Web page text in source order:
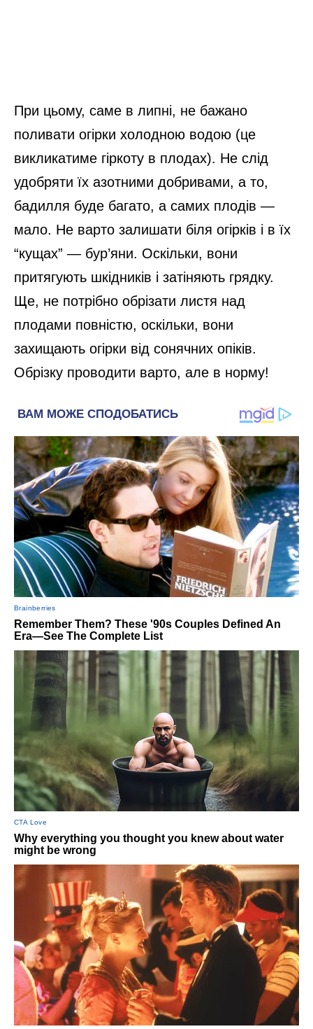
При цьому, саме в липні, не бажано
поливати огірки холодною водою (це
викликатиме гіркоту в плодах). Не слід
удобряти їх азотними добривами, а то,
бадилля буде багато, а самих плодів —
мало. Не варто залишати біля огірків і в їх
“кущах” — бур’яни. Оскільки, вони
притягують шкідників і затіняють грядку.
Ще, не потрібно обрізати листя над
плодами повністю, оскільки, вони
захищають огірки від сонячних опіків.
Обрізку проводити варто, але в норму!